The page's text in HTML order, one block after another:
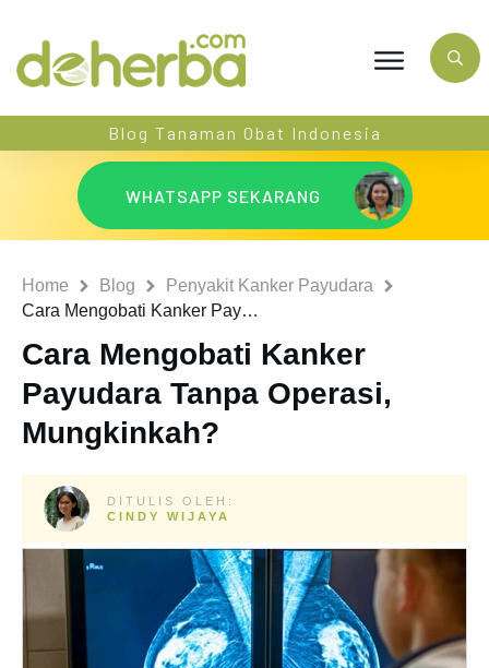
Blog Tanaman Obat Indonesia
WHATSAPP SEKARANG
Home Blog
Penyakit Kanker Payudara
Cara Mengobati Kanker Payudara Tanpa Operasi, Mungkinkah?
Cara Mengobati Kanker
Payudara Tanpa Operasi,
Mungkinkah?
DITULIS OLEH:
CINDY WIJAYA